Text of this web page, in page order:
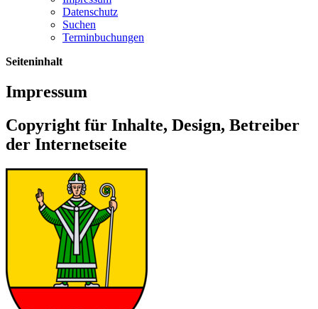
Datenschutz
Suchen
Terminbuchungen
Seiteninhalt
Impressum
Copyright für Inhalte, Design, Betreiber
der Internetseite